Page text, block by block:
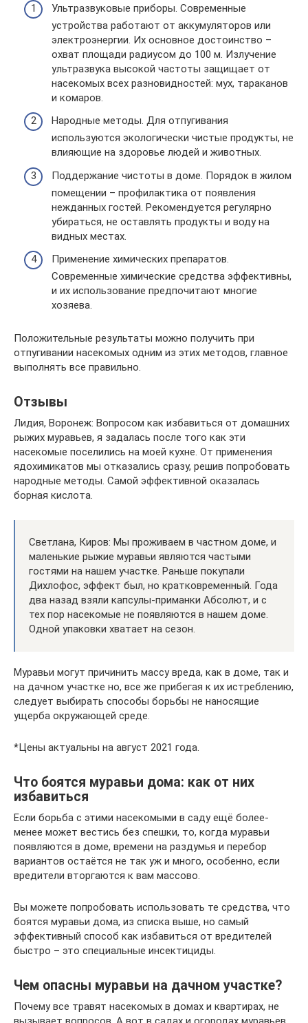
Ультразвуковые приборы. Современные
устройства работают от аккумуляторов или
электроэнергии. Их основное достоинство –
охват площади радиусом до 100 м. Излучение
ультразвука высокой частоты защищает от
насекомых всех разновидностей: мух, тараканов
и комаров.
Народные методы. Для отпугивания
используются экологически чистые продукты, не
влияющие на здоровье людей и животных.
Поддержание чистоты в доме. Порядок в жилом
помещении – профилактика от появления
нежданных гостей. Рекомендуется регулярно
убираться, не оставлять продукты и воду на
видных местах.
Применение химических препаратов.
Современные химические средства эффективны,
и их использование предпочитают многие
хозяева.
Положительные результаты можно получить при
отпугивании насекомых одним из этих методов, главное
выполнять все правильно.
Отзывы
Лидия, Воронеж: Вопросом как избавиться от домашних
рыжих муравьев, я задалась после того как эти
насекомые поселились на моей кухне. От применения
ядохимикатов мы отказались сразу, решив попробовать
народные методы. Самой эффективной оказалась
борная кислота.
Светлана, Киров: Мы проживаем в частном доме, и
маленькие рыжие муравьи являются частыми
гостями на нашем участке. Раньше покупали
Дихлофос, эффект был, но кратковременный. Года
два назад взяли капсулы-приманки Абсолют, и с
тех пор насекомые не появляются в нашем доме.
Одной упаковки хватает на сезон.
Муравьи могут причинить массу вреда, как в доме, так и
на дачном участке но, все же прибегая к их истреблению,
следует выбирать способы борьбы не наносящие
ущерба окружающей среде.
*Цены актуальны на август 2021 года.
Что боятся муравьи дома: как от них
избавиться
Если борьба с этими насекомыми в саду ещё более-
менее может вестись без спешки, то, когда муравьи
появляются в доме, времени на раздумья и перебор
вариантов остаётся не так уж и много, особенно, если
вредители вторгаются к вам массово.
Вы можете попробовать использовать те средства, что
боятся муравьи дома, из списка выше, но самый
эффективный способ как избавиться от вредителей
быстро – это специальные инсектициды.
Чем опасны муравьи на дачном участке?
Почему все травят насекомых в домах и квартирах, не